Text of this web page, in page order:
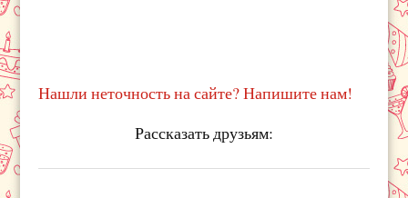
Нашли неточность на сайте? Напишите нам!
Рассказать друзьям: